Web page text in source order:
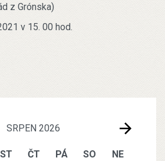
SRPEN 2026
ST ČT PÁ SO
NE
z Grónska)
v 15. 00 hod.